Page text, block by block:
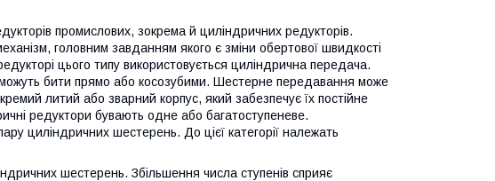
промислових, зокрема й циліндричних редукторів.
головним завданням якого є зміни обертової швидкості
цього типу використовується циліндрична передача.
бити прямо або косозубими. Шестерне передавання може
литий або зварний корпус, який забезпечує їх постійне
редуктори бувають одне або багатоступеневе.
циліндричних шестерень. До цієї категорії належать
шестерень. Збільшення числа ступенів сприяє